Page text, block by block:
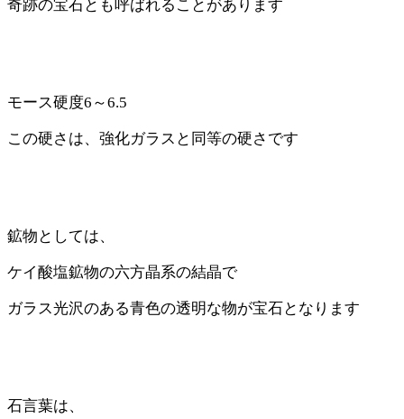
奇跡の宝石とも呼ばれることがあります
モース硬度6～6.5
この硬さは、強化ガラスと同等の硬さです
鉱物としては、
ケイ酸塩鉱物の六方晶系の結晶で
ガラス光沢のある青色の透明な物が宝石となります
石言葉は、